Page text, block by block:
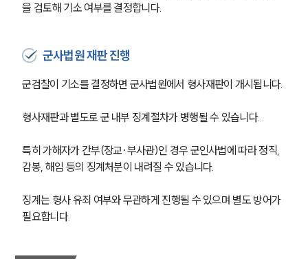
을 검토해 기소 여부를 결정합니다.
군사법원 재판 진행
군검찰이 기소를 결정하면 군사법원에서 형사재판이 개시됩니다.
형사재판과 별도로 군 내부 징계절차가 병행될 수 있습니다.
특히 가해자가 간부(장교·부사관)인 경우 군인사법에 따라 정직,
감봉, 해임 등의 징계처분이 내려질 수 있습니다.
징계는 형사 유죄 여부와 무관하게 진행될 수 있으며 별도 방어가
필요합니다.